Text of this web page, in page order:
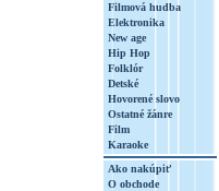
Filmová hudba
Elektronika
New age
Hip Hop
Folklór
Detské
Hovorené slovo
Ostatné žánre
Film
Karaoke
Ako nakúpiť
O obchode